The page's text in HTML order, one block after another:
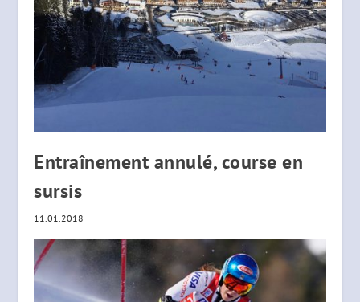
Entraînement annulé, course en
sursis
11.01.2018